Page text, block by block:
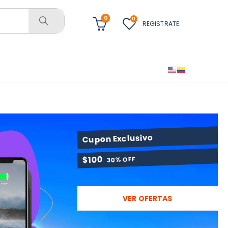
0 0
REGISTRATE
Cupon Exclusivo
$100 30% OFF
VER OFERTAS